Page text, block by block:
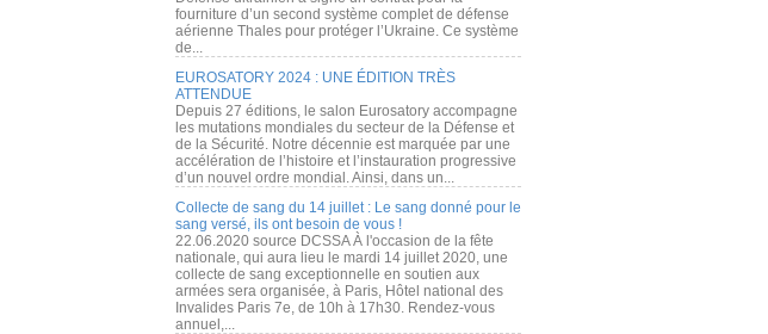
fourniture d’un second système complet de défense
aérienne Thales pour protéger l’Ukraine. Ce système
de...
EUROSATORY 2024 : UNE ÉDITION TRÈS
ATTENDUE
Depuis 27 éditions, le salon Eurosatory accompagne
les mutations mondiales du secteur de la Défense et
de la Sécurité. Notre décennie est marquée par une
accélération de l’histoire et l’instauration progressive
d’un nouvel ordre mondial. Ainsi, dans un...
Collecte de sang du 14 juillet : Le sang donné pour le
sang versé, ils ont besoin de vous !
22.06.2020 source DCSSA À l'occasion de la fête
nationale, qui aura lieu le mardi 14 juillet 2020, une
collecte de sang exceptionnelle en soutien aux
armées sera organisée, à Paris, Hôtel national des
Invalides Paris 7e, de 10h à 17h30. Rendez-vous
annuel,...